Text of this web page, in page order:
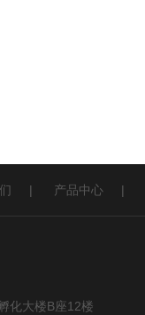
| 产品中心 |
化大楼B座12楼